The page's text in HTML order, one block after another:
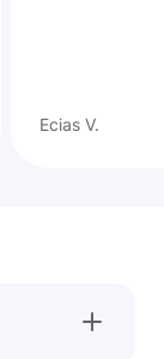
Ecias V.